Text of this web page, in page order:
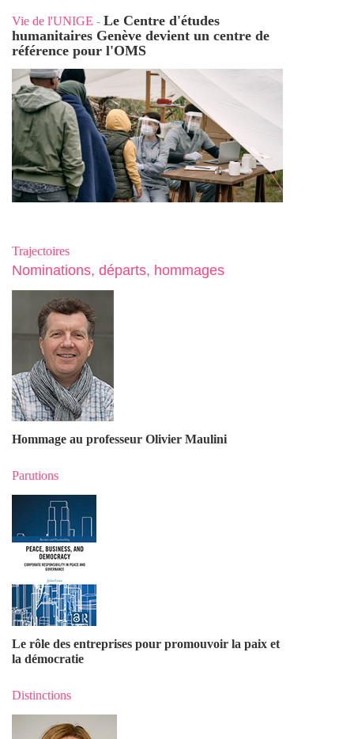
Vie de l'UNIGE - Le Centre d'études
humanitaires Genève devient un centre de
référence pour l'OMS
Trajectoires
Nominations, départs, hommages
Hommage au professeur Olivier Maulini
Parutions
Le rôle des entreprises pour promouvoir la paix et
la démocratie
Distinctions